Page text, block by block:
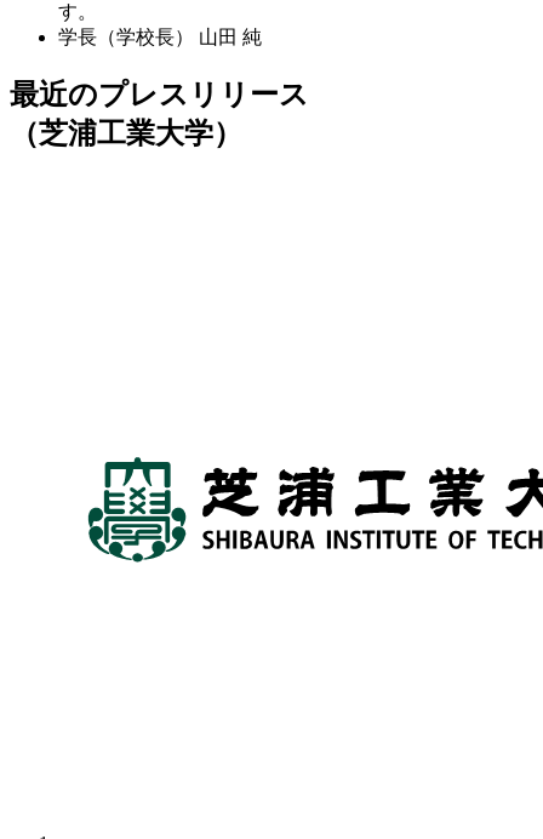
す。
学長（学校長）
山田 純
最近のプレスリリース
（芝浦工業大学）